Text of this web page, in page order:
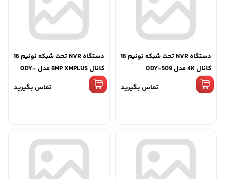
دستگاه NVR تحت شبکه نونیم 16
کانال 4K مدل ODY-509
تماس بگیرید
دستگاه NVR تحت شبکه نونیم 16
کانال 8MP XMPLUS مدل ODY-
515
تماس بگیرید